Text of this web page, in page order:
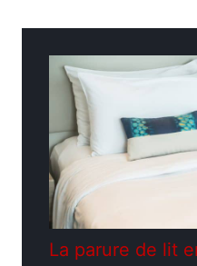
La parure de lit